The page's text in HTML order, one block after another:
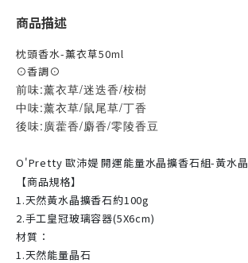
商品描述
枕頭香水-薰衣草50ml
⊙香調⊙
前味:薰衣草/迷迭香/桉樹
中味:薰衣草/鼠尾草/丁香
後味:廣藿香/麝香/零陵香豆
O'Pretty 歐沛媞 開運能量水晶擴香石組-黃水晶
【商品規格】
1.天然黃水晶擴香石約100g
2.手工皇冠玻璃容器(5X6cm)
材質：
1.天然能量晶石